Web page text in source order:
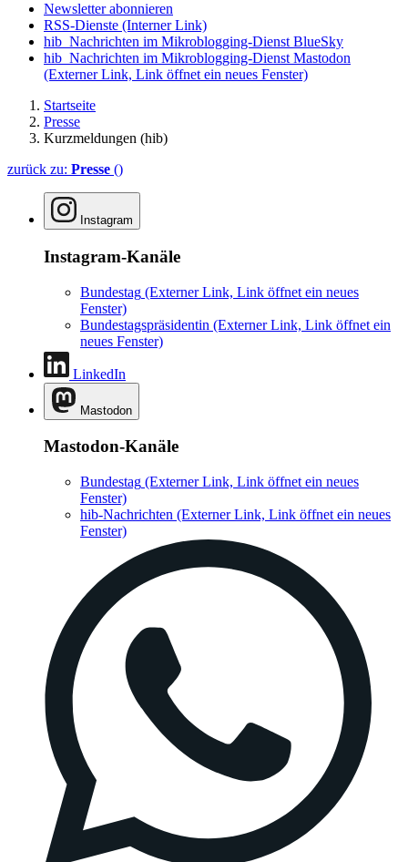
Newsletter abonnieren
RSS-Dienste (Interner Link)
hib_Nachrichten im Mikroblogging-Dienst BlueSky
hib_Nachrichten im Mikroblogging-Dienst Mastodon
(Externer Link, Link öffnet ein neues Fenster)
Startseite
Presse
Kurzmeldungen (hib)
zurück zu: Presse ()
Instagram
Instagram-Kanäle
Bundestag (Externer Link, Link öffnet ein neues
Fenster)
Bundestagspräsidentin (Externer Link, Link öffnet ein
neues Fenster)
LinkedIn
Mastodon
Mastodon-Kanäle
Bundestag (Externer Link, Link öffnet ein neues
Fenster)
hib-Nachrichten (Externer Link, Link öffnet ein neues
Fenster)